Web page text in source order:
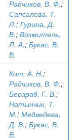
Радчиков, В. Ф.;
Сапсалева, Т.
Л.; Гурина, Д.
В.; Возмитель,
Л. А.; Букас, В.
В.
Кот, А. Н.;
Радчиков, В. Ф.;
Бесараб, Г. В.;
Натынчик, Т.
М.; Медведева,
Д. В.; Букас, В.
В.